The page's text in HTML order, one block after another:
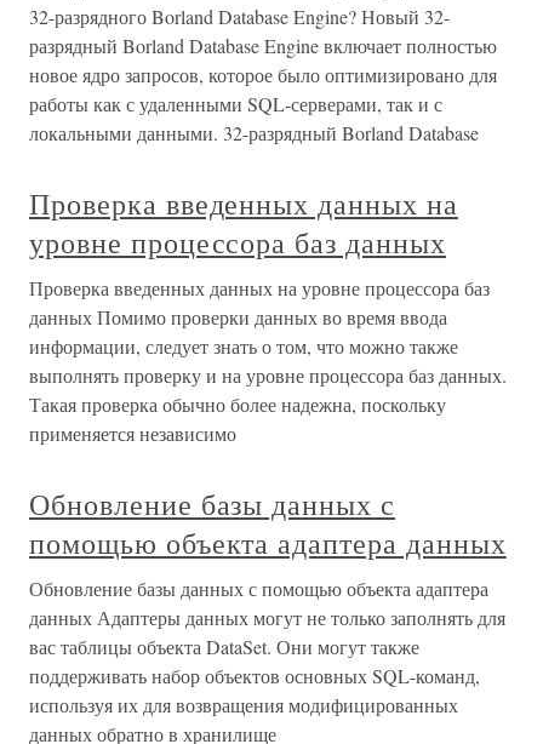
32-разрядного Borland Database Engine? Новый 32-
разрядный Borland Database Engine включает полностью
новое ядро запросов, которое было оптимизировано для
работы как с удаленными SQL-серверами, так и с
локальными данными. 32-разрядный Borland Database
Проверка введенных данных на
уровне процессора баз данных
Проверка введенных данных на уровне процессора баз
данных Помимо проверки данных во время ввода
информации, следует знать о том, что можно также
выполнять проверку и на уровне процессора баз данных.
Такая проверка обычно более надежна, поскольку
применяется независимо
Обновление базы данных с
помощью объекта адаптера данных
Обновление базы данных с помощью объекта адаптера
данных Адаптеры данных могут не только заполнять для
вас таблицы объекта DataSet. Они могут также
поддерживать набор объектов основных SQL-команд,
используя их для возвращения модифицированных
данных обратно в хранилище